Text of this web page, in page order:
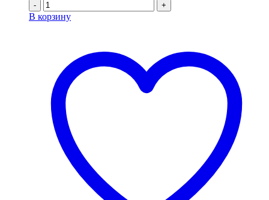
- +
В корзину